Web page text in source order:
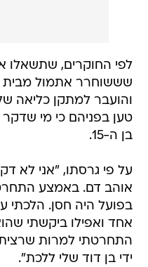
לפי החוקרים,
שששוחרר אתמול מבית
והועבר למתקן כליאה
טען בפניהם כי מי
בן ה-15.
על פי גרסתו, "אני לא
אוהב דם. באמצע
בפועל היה חסן. הלכתי
אחד ואפילו ביקשתי
התחרטתי למרות
ידי בן דוד שלי ללכת".